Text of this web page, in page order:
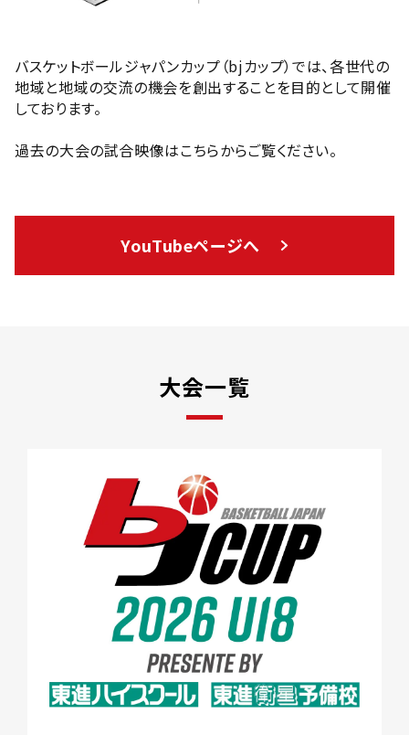
バスケットボールジャパンカップ（bjカップ）では、各世代の
地域と地域の交流の機会を創出することを目的として開催
しております。
過去の大会の試合映像はこちらからご覧ください。
YouTubeページへ
大会一覧